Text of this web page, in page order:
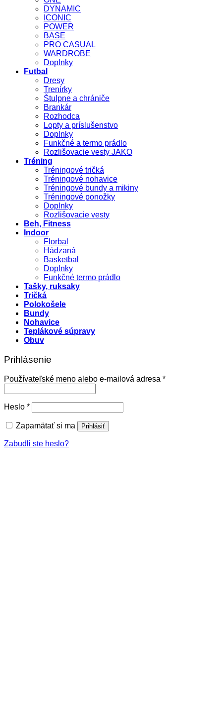
DYNAMIC
ICONIC
POWER
BASE
PRO CASUAL
WARDROBE
Doplnky
Futbal
Dresy
Trenírky
Štulpne a chrániče
Brankár
Rozhodca
Lopty a príslušenstvo
Doplnky
Funkčné a termo prádlo
Rozlišovacie vesty JAKO
Tréning
Tréningové tričká
Tréningové nohavice
Tréningové bundy a mikiny
Tréningové ponožky
Doplnky
Rozlišovacie vesty
Beh, Fitness
Indoor
Florbal
Hádzaná
Basketbal
Doplnky
Funkčné termo prádlo
Tašky, ruksaky
Tričká
Polokošele
Bundy
Nohavice
Teplákové súpravy
Obuv
Prihlásenie
Používateľské meno alebo e-mailová adresa *Povinné
Heslo *Povinné
Zapamätať si ma Prihlásiť
Zabudli ste heslo?